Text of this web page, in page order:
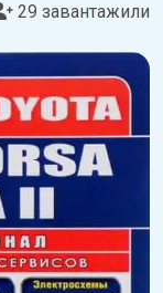
29 завантажили